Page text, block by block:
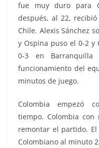
fue muy duro para
después, al 22,
Chile. Alexis Sánchez
y Ospina puso el 0-2 y
0-3 en Barranquilla
funcionamiento del
minutos de juego.
Colombia empezó
tiempo. Colombia
remontar el partido.
Colombiano al minuto